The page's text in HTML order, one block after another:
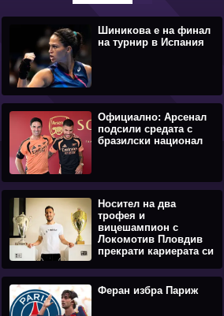
Шиникова е на финал
на турнир в Испания
Официално: Арсенал
подсили средата с
бразилски национал
Носител на два
трофея и
вицешампион с
Локомотив Пловдив
прекрати кариерата си
Феран избра Париж